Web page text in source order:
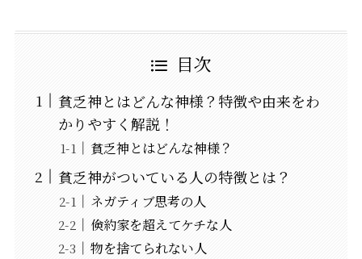
目次
貧乏神とはどんな神様？特徴や由来をわ
かりやすく解説！
貧乏神とはどんな神様？
貧乏神がついている人の特徴とは？
ネガティブ思考の人
倹約家を超えてケチな人
物を捨てられない人